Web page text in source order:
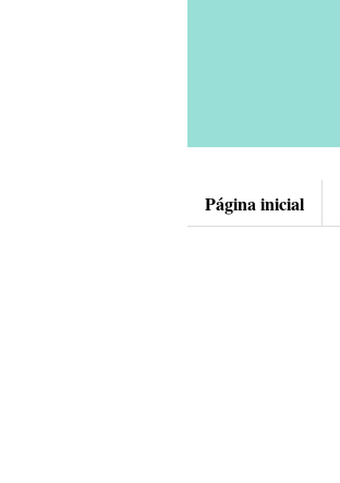
Página inicial